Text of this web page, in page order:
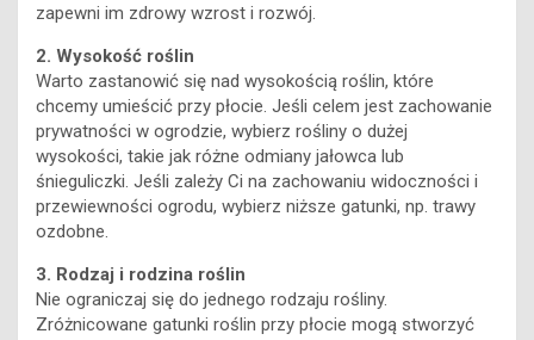
zapewni im zdrowy wzrost i rozwój.
2. Wysokość roślin
Warto zastanowić się nad wysokością roślin, które
chcemy umieścić przy płocie. Jeśli celem jest zachowanie
prywatności w ogrodzie, wybierz rośliny o dużej
wysokości, takie jak różne odmiany jałowca lub
śnieguliczki. Jeśli zależy Ci na zachowaniu widoczności i
przewiewności ogrodu, wybierz niższe gatunki, np. trawy
ozdobne.
3. Rodzaj i rodzina roślin
Nie ograniczaj się do jednego rodzaju rośliny.
Zróżnicowane gatunki roślin przy płocie mogą stworzyć